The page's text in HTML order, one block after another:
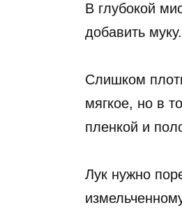
В глубокой
добавить
Слишком
мягкое, но в
пленкой и
Лук нужно